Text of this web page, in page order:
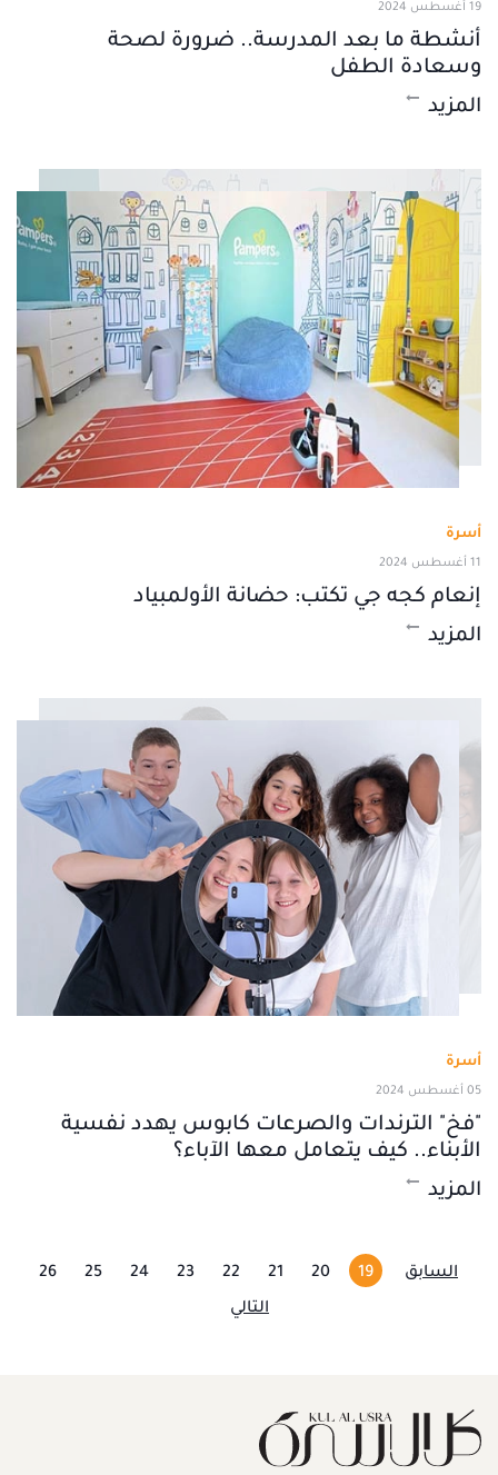
19 أغسطس 2024
أنشطة ما بعد المدرسة.. ضرورة لصحة
وسعادة الطفل
المزيد
أسرة
11 أغسطس 2024
إنعام كجه جي تكتب: حضانة الأولمبياد
المزيد
أسرة
05 أغسطس 2024
"فخ" الترندات والصرعات كابوس يهدد نفسية
الأبناء.. كيف يتعامل معها الآباء؟
المزيد
السابق 19
20
21
22
23
24
25
26
التالي